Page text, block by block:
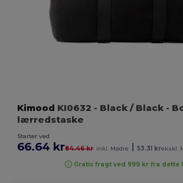
Kimood KI0632 - Black / Black -
lærredstaske
Starter ved
66.64 kr84.46 kr inkl. Mødre 53.31 krekskl.
Gratis fragt ved 999 kr fra dette